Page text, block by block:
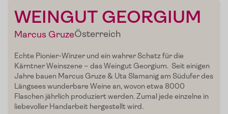
Home
Edelgreissler
Verkostungen
WEINGUT GEORGIUM
Marcus GruzeÖsterreich
Echte Pionier-Winzer und ein wahrer Schatz für die
Kärntner Weinszene – das Weingut Georgium. Seit einigen
Jahre bauen Marcus Gruze & Uta Slamanig am Südufer des
Längsees wunderbare Weine an, wovon etwa 8000
Flaschen jährlich produziert werden. Zumal jede einzelne in
liebevoller Handarbeit hergestellt wird.